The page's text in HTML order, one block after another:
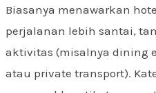
Biasanya menawarkan
perjalanan lebih santai,
aktivitas (misalnya dining
atau private transport).